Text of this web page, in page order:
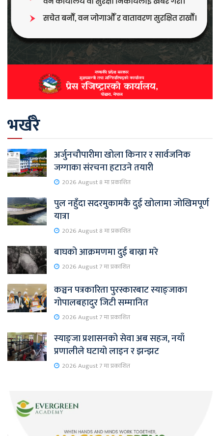
भर्खरै
अर्जुनचौपारीमा खोला किनार र सार्वजनिक
जग्गाका संरचना हटाउने तयारी
2026 August 8 मा प्रकाशित
पुल नहुँदा सदरमुकामकै दुई खोलामा जोखिमपूर्ण
यात्रा
2026 August 8 मा प्रकाशित
बाघको आक्रमणमा दुई बाख्रा मरे
2026 August 7 मा प्रकाशित
कञ्चन पत्रकारिता पुरस्कारबाट स्याङ्जाका
गोपालबहादुर जिटी सम्मानित
2026 August 7 मा प्रकाशित
स्याङ्जा प्रशासनको सेवा अब सहज, नयाँ
प्रणालीले घटायो लाइन र झन्झट
2026 August 7 मा प्रकाशित